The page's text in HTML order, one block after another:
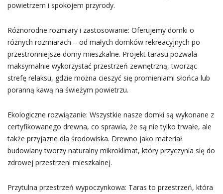
powietrzem i spokojem przyrody.
Różnorodne rozmiary i zastosowanie: Oferujemy domki o
różnych rozmiarach – od małych domków rekreacyjnych po
przestronniejsze domy mieszkalne. Projekt tarasu pozwala
maksymalnie wykorzystać przestrzeń zewnętrzną, tworząc
strefę relaksu, gdzie można cieszyć się promieniami słońca lub
poranną kawą na świeżym powietrzu.
Ekologiczne rozwiązanie: Wszystkie nasze domki są wykonane z
certyfikowanego drewna, co sprawia, że są nie tylko trwałe, ale
także przyjazne dla środowiska. Drewno jako materiał
budowlany tworzy naturalny mikroklimat, który przyczynia się do
zdrowej przestrzeni mieszkalnej.
Przytulna przestrzeń wypoczynkowa: Taras to przestrzeń, która